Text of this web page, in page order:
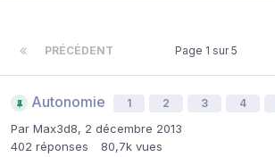
PRÉCÉDENT Page 1 sur 5
Autonomie 1 2 3 4
Par Max3d8, 2 décembre 2013
402 réponses 80,7k vues